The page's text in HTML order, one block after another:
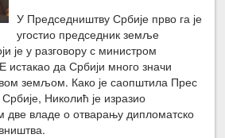
У Председништву Србије прво га је
угостио председник земље
је у разговору с министром
да Србији много значи
земљом. Како је саопштила Прес
Николић је изразио
две владе о отварању дипломатско